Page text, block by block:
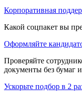
Корпоративная
Какой соцпакет вы
Оформляйте
Проверяйте
документы без бумаг
Ускорьте подбор в 2